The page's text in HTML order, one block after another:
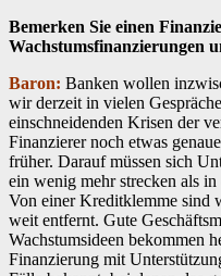
Bemerken Sie einen
Wachstumsfinanzierungen
Baron: Banken wollen
wir derzeit in vielen
einschneidenden Krisen der
Finanzierer noch etwas
früher. Darauf müssen sich
ein wenig mehr strecken als
Von einer Kreditklemme sind
weit entfernt. Gute
Wachstumsideen bekommen
Finanzierung mit